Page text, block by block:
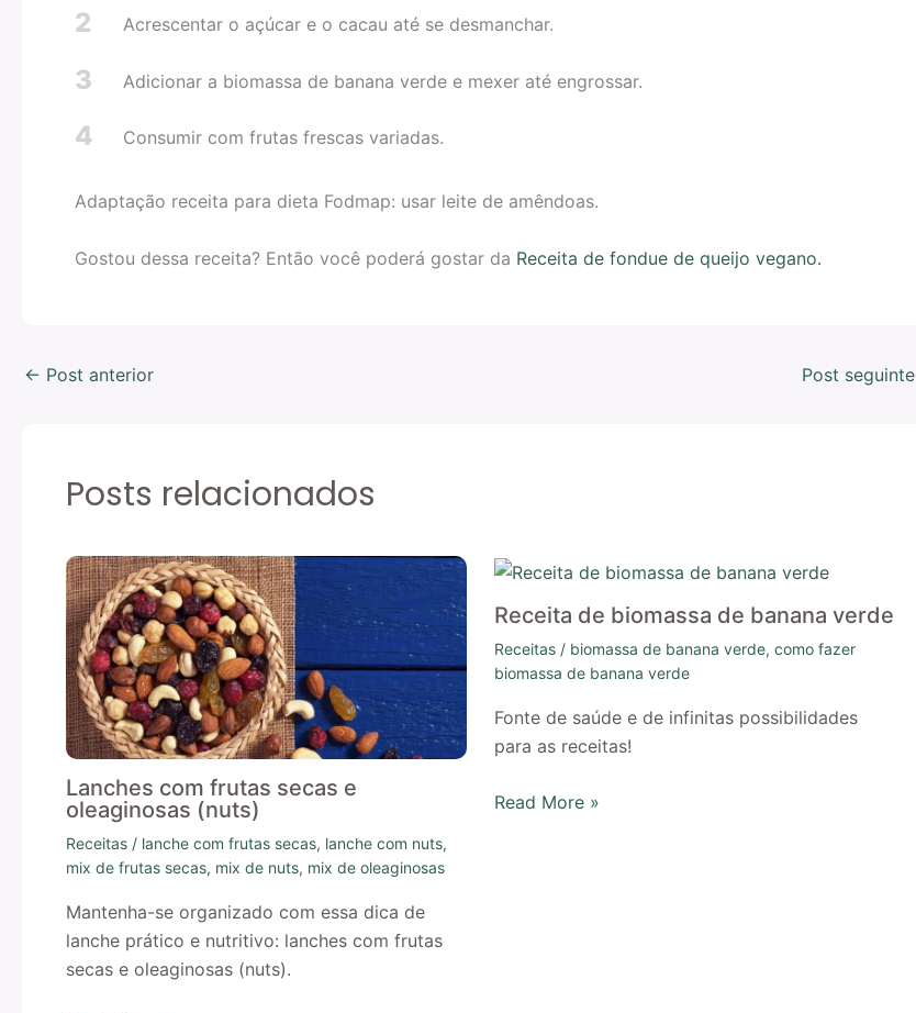
2 Acrescentar o açúcar e o cacau até se desmanchar.
3 Adicionar a biomassa de banana verde e mexer até engrossar.
4 Consumir com frutas frescas variadas.
Adaptação receita para dieta Fodmap: usar leite de amêndoas.
Gostou dessa receita? Então você poderá gostar da Receita de fondue de queijo vegano.
← Post anterior Post seguinte
Posts relacionados
Lanches com frutas secas e
oleaginosas (nuts)
Receitas / lanche com frutas secas, lanche com nuts,
mix de frutas secas, mix de nuts, mix de oleaginosas
Mantenha-se organizado com essa dica de
lanche prático e nutritivo: lanches com frutas
secas e oleaginosas (nuts).
Receita de biomassa de banana verde
Receitas/ biomassa de banana verde, como fazer
biomassa de banana verde
Fonte de saúde e de infinitas possibilidades
para as receitas!
Read More »